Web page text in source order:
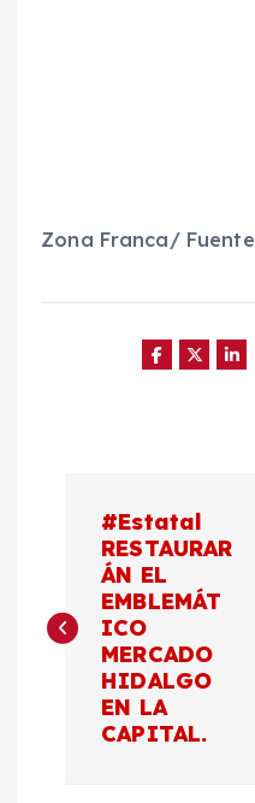
Zona Franca/ Fuente
v
#Estatal
RESTAURAR
ÁN EL
EMBLEMÁT
ICO
MERCADO
HIDALGO
EN LA
CAPITAL.